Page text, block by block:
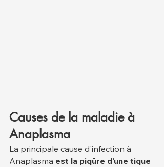
Causes de la maladie à
Anaplasma
La principale cause d'infection à
Anaplasma est la piqûre d'une tique